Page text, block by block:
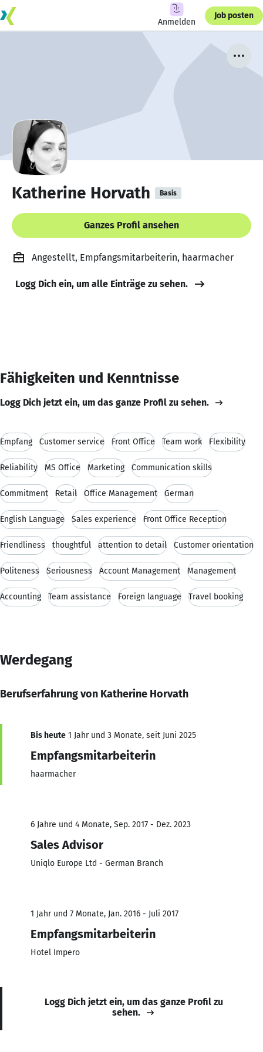
Anmelden
Job posten
Katherine Horvath Basis
Ganzes Profil ansehen
Angestellt, Empfangsmitarbeiterin, haarmacher
Logg Dich ein, um alle Einträge zu sehen.
Fähigkeiten und Kenntnisse
Logg Dich jetzt ein, um das ganze Profil zu sehen.
Empfang Customer service Front Office Team work Flexibility
Reliability MS Office Marketing Communication skills
Commitment Retail Office Management German
English Language Sales experience Front Office Reception
Friendliness thoughtful attention to detail Customer orientation
Politeness Seriousness Account Management Management
Accounting Team assistance Foreign language Travel booking
Werdegang
Berufserfahrung von Katherine Horvath
Bis heute 1 Jahr und 3 Monate, seit Juni 2025
Empfangsmitarbeiterin
haarmacher
6 Jahre und 4 Monate, Sep. 2017 - Dez. 2023
Sales Advisor
Uniqlo Europe Ltd - German Branch
1 Jahr und 7 Monate, Jan. 2016 - Juli 2017
Empfangsmitarbeiterin
Hotel Impero
Logg Dich jetzt ein, um das ganze Profil zu
sehen.